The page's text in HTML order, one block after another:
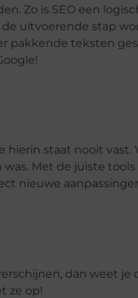
Zo is SEO een
uitvoerende stap
pakkende teksten
hierin staat nooit
Met de juiste
nieuwe
dan weet
ze op!